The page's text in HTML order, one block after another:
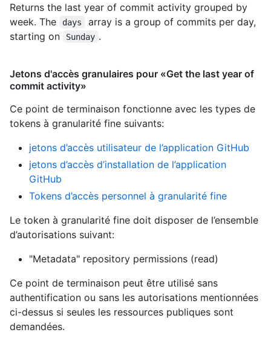
Returns the last year of commit activity grouped by
week. The
days
array is a group of commits per day,
starting on
Sunday .
Jetons d'accès granulaires pour «Get the last year of
commit activity»
Ce point de terminaison fonctionne avec les types de
tokens à granularité fine suivants:
jetons d’accès utilisateur de l’application GitHub
jetons d’accès d’installation de l’application
GitHub
Tokens d’accès personnel à granularité fine
Le token à granularité fine doit disposer de l’ensemble
d’autorisations suivant:
"Metadata" repository permissions (read)
Ce point de terminaison peut être utilisé sans
authentification ou sans les autorisations mentionnées
ci-dessus si seules les ressources publiques sont
demandées.